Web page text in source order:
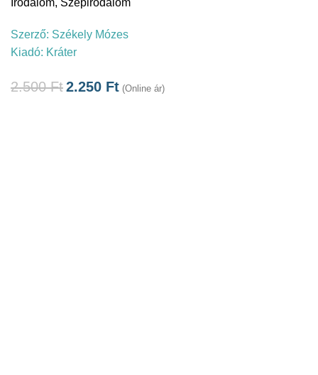
Szerző: Székely Mózes
Kiadó: Kráter
2.500Ft2.250 Ft (Online ár)